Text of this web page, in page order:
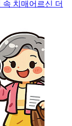
치매어르신 더